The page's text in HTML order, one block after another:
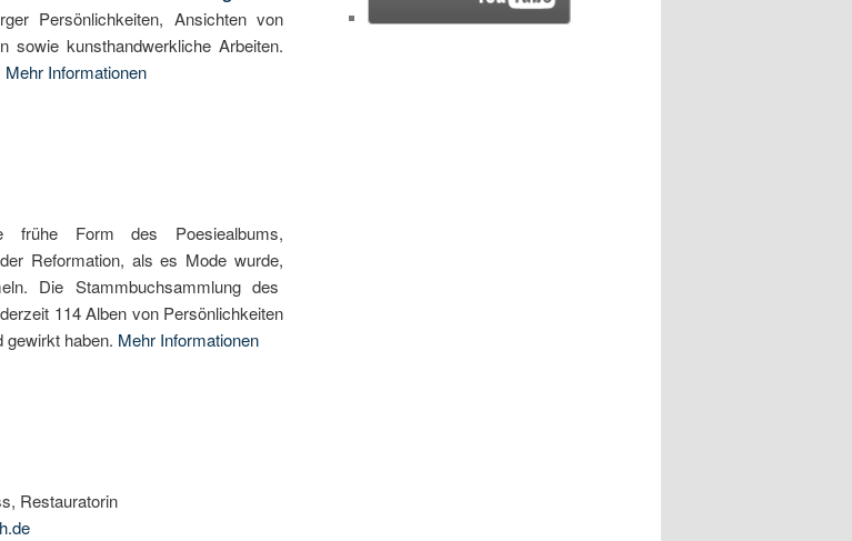
Persönlichkeiten, Ansichten von
sowie kunsthandwerkliche Arbeiten.
Mehr Informationen
frühe Form des Poesiealbums,
Reformation, als es Mode wurde,
Die Stammbuchsammlung des
114 Alben von Persönlichkeiten
gewirkt haben. Mehr Informationen
Restauratorin